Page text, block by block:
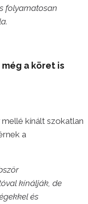
folyamatosan
a köret is
kínált szokatlan
a
kínálják, de
és